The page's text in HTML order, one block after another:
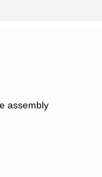
assembly